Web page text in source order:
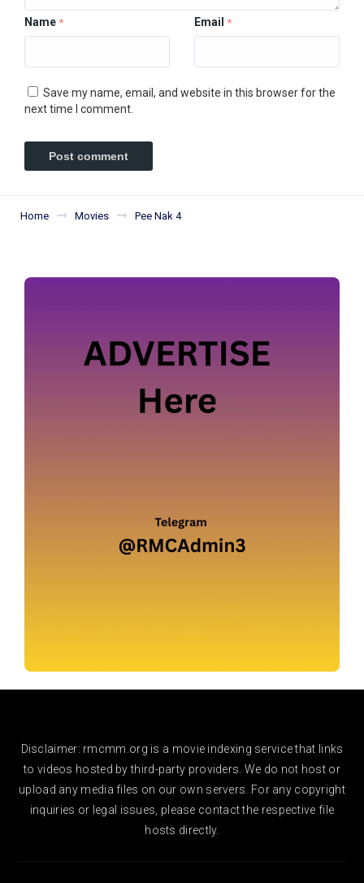
Name * Email *
Save my name, email, and website in this browser for the
next time I comment.
Home Movies Pee Nak 4
Disclaimer: rmcmm.org is a movie indexing service that links
to videos hosted by third-party providers. We do not host or
upload any media files on our own servers. For any copyright
inquiries or legal issues, please contact the respective file
hosts directly.